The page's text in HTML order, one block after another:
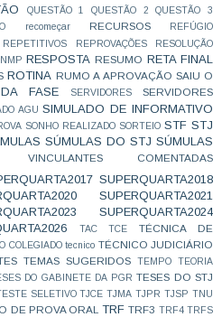
QUESTÃO 1 QUESTÃO 2 QUESTÃO 3
recomeçar RECURSOS REFÚGIO
REPETITIVOS REPROVAÇÕES
RESOLUÇÃO
RESPOSTA RESUMO RETA FINAL
ROTINA RUMO A APROVAÇÃO SAIU O
FASE SERVIDORES
SERVIDORES
AGU SIMULADO DE INFORMATIVO
SONHO REALIZADO SORTEIO STF STJ
SÚMULAS DO STJ SÚMULAS
VINCULANTES COMENTADAS
SUPERQUARTA2018
SUPERQUARTA2021
SUPERQUARTA2024
TAC TCE
TÉCNICA DE
COLEGIADO tecnico TÉCNICO JUDICIÁRIO
TEMAS SUGERIDOS TEMPO
TEORIA
DO GABINETE DA PGR TESES DO STJ
SELETIVO TJCE TJMA TJPR TJSP TNU
DE PROVA ORAL TRF TRF3 TRF4 TRFS